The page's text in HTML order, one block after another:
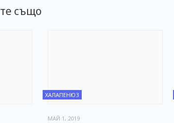
също
ХАЛАПЕНЮЗ
МАЙ 1, 2019